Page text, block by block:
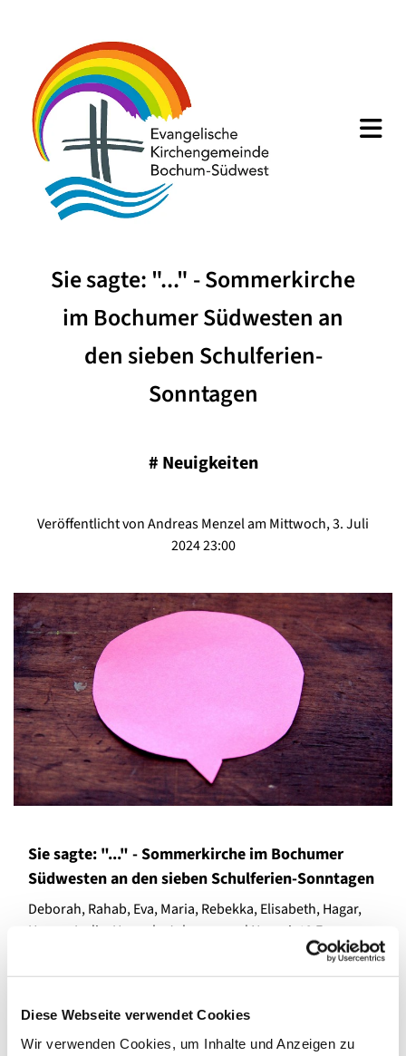
Diese Webseite verwendet Cookies
Wir verwenden Cookies, um Inhalte und Anzeigen zu
Sie sagte: "..." - Sommerkirche
im Bochumer Südwesten an
den sieben Schulferien-
Sonntagen
# Neuigkeiten
Veröffentlicht von Andreas Menzel am Mittwoch, 3. Juli
2024 23:00
Sie sagte: "..." - Sommerkirche im Bochumer
Südwesten an den sieben Schulferien-Sonntagen
Deborah, Rahab, Eva, Maria, Rebekka, Elisabeth, Hagar,
Hanna, Lydia, Hannah, Johanna und Noomi. 12 Frauen
aus dem Kontext der Bibel kommen in der diesjährigen
Sommerkirche zu Gehör:"Sie sagte: '...'- In jedem
einer biblischen Frauen-Persönlichkeit thematischer
Aufhänger.